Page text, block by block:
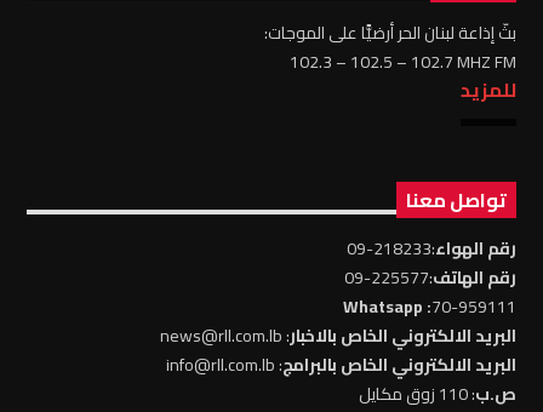
بثّ إذاعة لبنان الحر أرضيًّا على الموجات:
102.3 – 102.5 – 102.7 MHZ FM
للمزيد
تواصل معنا
رقم الهواء:218233-09
رقم الهاتف:225577-09
70-959111
: Whatsapp
البريد الالكتروني الخاص بالاخبار: news@rll.com.lb
البريد الالكتروني الخاص بالبرامج: info@rll.com.lb
ص.ب: 110 زوق مكايل